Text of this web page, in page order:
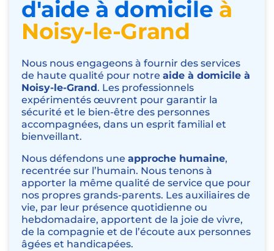
d'aide à domicile à
Noisy-le-Grand
Nous nous engageons à fournir des services
de haute qualité pour notre aide à domicile à
Noisy-le-Grand. Les professionnels
expérimentés œuvrent pour garantir la
sécurité et le bien-être des personnes
accompagnées, dans un esprit familial et
bienveillant.
Nous défendons une approche humaine,
recentrée sur l’humain. Nous tenons à
apporter la même qualité de service que pour
nos propres grands-parents. Les auxiliaires de
vie, par leur présence quotidienne ou
hebdomadaire, apportent de la joie de vivre,
de la compagnie et de l’écoute aux personnes
âgées et handicapées.